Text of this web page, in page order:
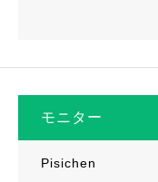
モニター
Pisichen